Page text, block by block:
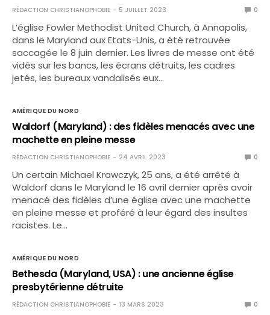
RÉDACTION CHRISTIANOPHOBIE 5 JUILLET 2023 0
L’église Fowler Methodist United Church, à Annapolis,
dans le Maryland aux Etats-Unis, a été retrouvée
saccagée le 8 juin dernier. Les livres de messe ont été
vidés sur les bancs, les écrans détruits, les cadres
jetés, les bureaux vandalisés eux…
AMÉRIQUE DU NORD
Waldorf (Maryland) : des fidèles menacés avec une
machette en pleine messe
RÉDACTION CHRISTIANOPHOBIE 24 AVRIL 2023 0
Un certain Michael Krawczyk, 25 ans, a été arrêté à
Waldorf dans le Maryland le 16 avril dernier après avoir
menacé des fidèles d’une église avec une machette
en pleine messe et proféré à leur égard des insultes
racistes. Le…
AMÉRIQUE DU NORD
Bethesda (Maryland, USA) : une ancienne église
presbytérienne détruite
RÉDACTION CHRISTIANOPHOBIE 13 MARS 2023 0